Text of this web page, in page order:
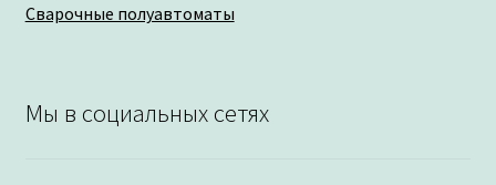
Сварочные полуавтоматы
Мы в социальных сетях